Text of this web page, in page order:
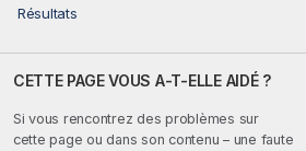
Résultats
CETTE PAGE VOUS A-T-ELLE AIDÉ ?
Si vous rencontrez des problèmes sur
cette page ou dans son contenu – une faute